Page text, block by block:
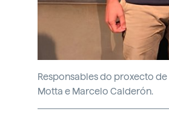
Responsables do proxecto
Motta e Marcelo Calderón.